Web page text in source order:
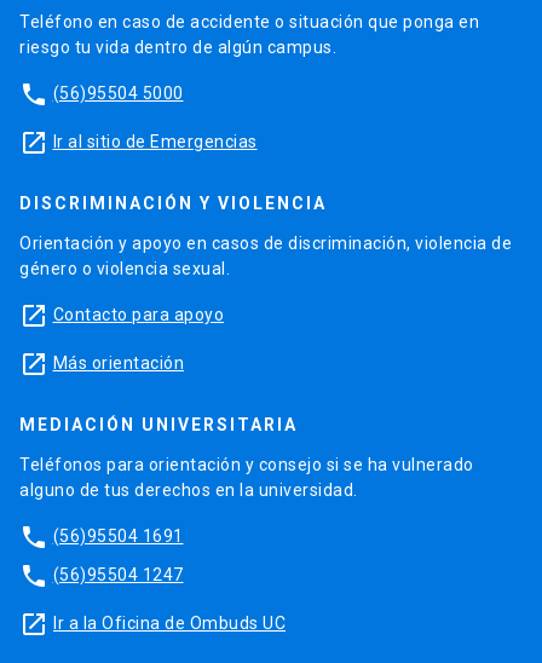
Teléfono en caso de accidente o situación que ponga en
riesgo tu vida dentro de algún campus.
phone (56)95504 5000
launch Ir al sitio de Emergencias
DISCRIMINACIÓN Y VIOLENCIA
Orientación y apoyo en casos de discriminación, violencia de
género o violencia sexual.
launch Contacto para apoyo
launch Más orientación
MEDIACIÓN UNIVERSITARIA
Teléfonos para orientación y consejo si se ha vulnerado
alguno de tus derechos en la universidad.
phone (56)95504 1691
phone (56)95504 1247
launch Ir a la Oficina de Ombuds UC